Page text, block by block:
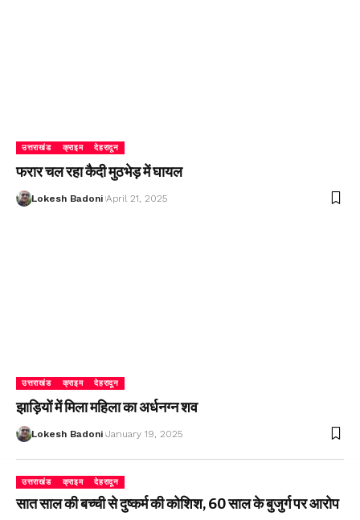
उत्तराखंड क्राइम देहरादून
फरार चल रहा कैदी मुठभेड़ में घायल
Lokesh Badoni April 21, 2025
उत्तराखंड क्राइम देहरादून
झाड़ियों में मिला महिला का अर्धनग्न शव
Lokesh Badoni January 19, 2025
उत्तराखंड क्राइम देहरादून
सात साल की बच्ची से दुष्कर्म की कोशिश, 60 साल के बुजुर्ग पर आरोप